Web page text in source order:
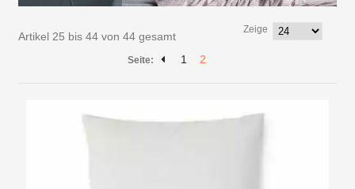
Artikel 25 bis 44 von 44 gesamt
Zeige
Seite: 1 2